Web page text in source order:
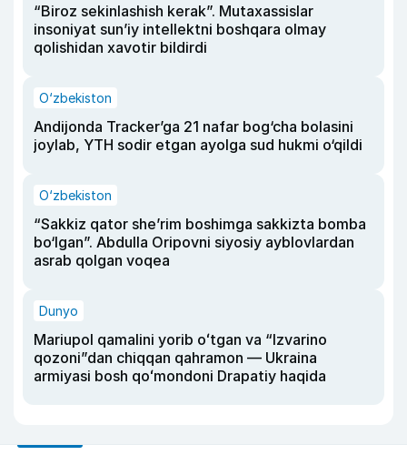
“Biroz sekinlashish kerak”. Mutaxassislar
insoniyat sun’iy intellektni boshqara olmay
qolishidan xavotir bildirdi
O‘zbekiston
Andijonda Tracker’ga 21 nafar bog‘cha bolasini
joylab, YTH sodir etgan ayolga sud hukmi o‘qildi
O‘zbekiston
“Sakkiz qator she’rim boshimga sakkizta bomba
bo‘lgan”. Abdulla Oripovni siyosiy ayblovlardan
asrab qolgan voqea
Dunyo
Mariupol qamalini yorib oʻtgan va “Izvarino
qozoni”dan chiqqan qahramon — Ukraina
armiyasi bosh qoʻmondoni Drapatiy haqida